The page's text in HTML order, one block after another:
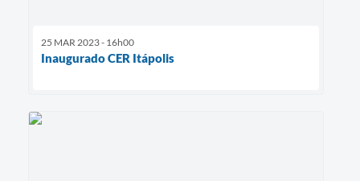
25 MAR 2023 - 16h00
Inaugurado CER Itápolis